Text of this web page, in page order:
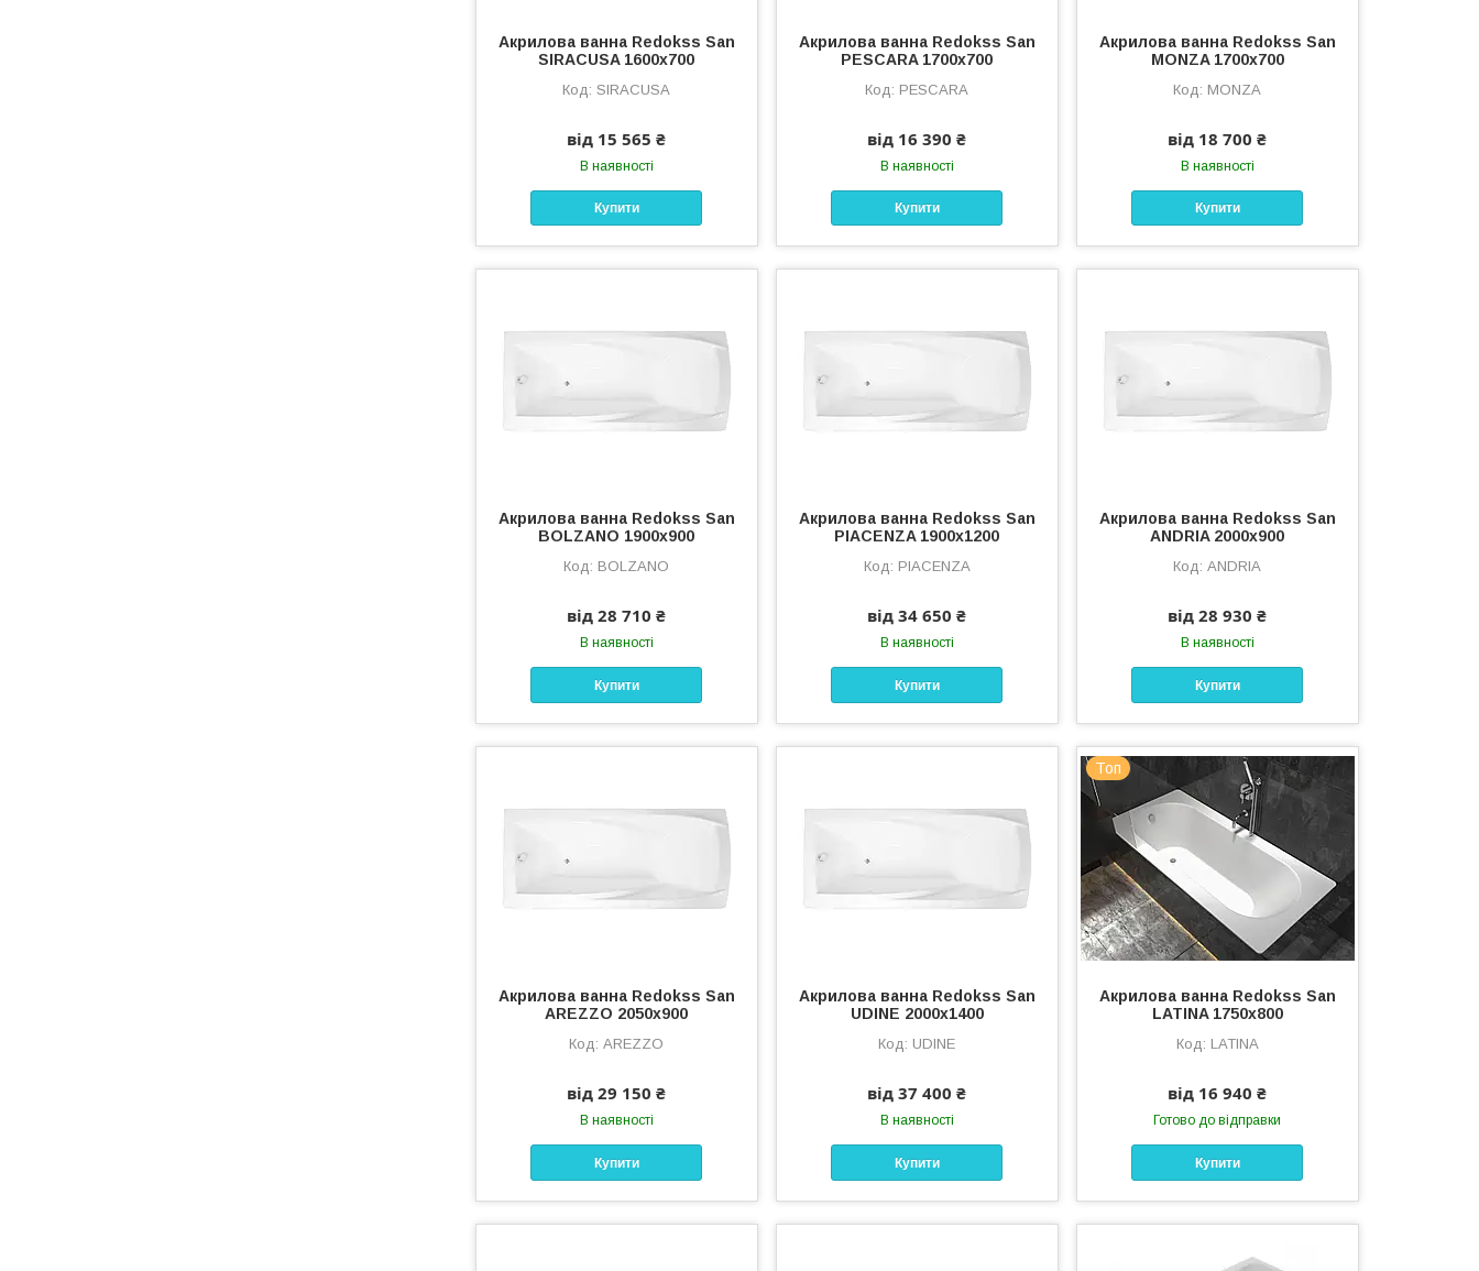
Акрилова ванна Redokss San
SIRACUSA 1600х700
SIRACUSA
від 15 565 ₴
В наявності
Купити
Акрилова ванна Redokss San
PESCARA 1700х700
PESCARA
від 16 390 ₴
В наявності
Купити
Акрилова ванна Redokss San
MONZA 1700х700
MONZA
від 18 700 ₴
В наявності
Купити
Акрилова ванна Redokss San
BOLZANO 1900х900
BOLZANO
від 28 710 ₴
В наявності
Купити
Акрилова ванна Redokss San
PIACENZA 1900х1200
PIACENZA
від 34 650 ₴
В наявності
Купити
Акрилова ванна Redokss San
ANDRIA 2000х900
ANDRIA
від 28 930 ₴
В наявності
Купити
Акрилова ванна Redokss San
AREZZO 2050х900
AREZZO
від 29 150 ₴
В наявності
Купити
Акрилова ванна Redokss San
UDINE 2000x1400
UDINE
від 37 400 ₴
В наявності
Купити
Топ
Акрилова ванна Redokss San
LATINA 1750х800
LATINA
від 16 940 ₴
Готово до відправки
Купити